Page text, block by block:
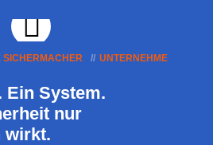
SICHERMACHER
UNTERNEHME
Ein System.
nur
wirkt.